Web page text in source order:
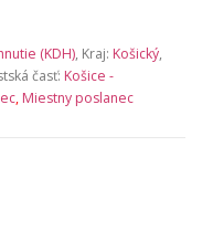
(KDH), Kraj: Košický,
časť: Košice -
, Miestny poslanec